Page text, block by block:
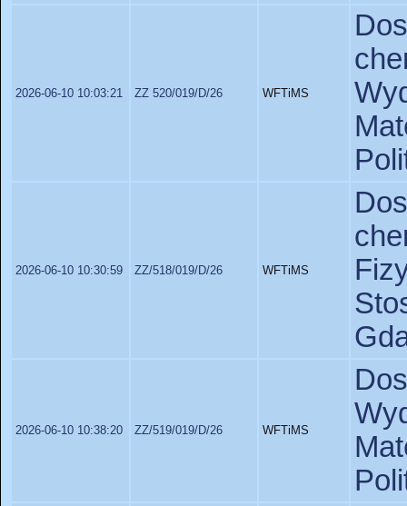
2026-06-10 10:03:21 ZZ 520/019/D/26 WFTiMS
2026-06-10 10:30:59 ZZ/518/019/D/26 WFTiMS
2026-06-10 10:38:20 ZZ/519/019/D/26 WFTiMS